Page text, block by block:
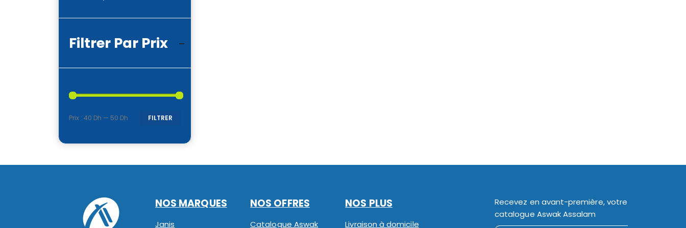
Filtrer Par Prix
FILTRER
Prix : 40 Dh — 50 Dh
NOS MARQUES
Janis
NOS OFFRES
Catalogue Aswak
NOS PLUS
Livraison à domicile
Recevez en avant-première, votre
catalogue Aswak Assalam